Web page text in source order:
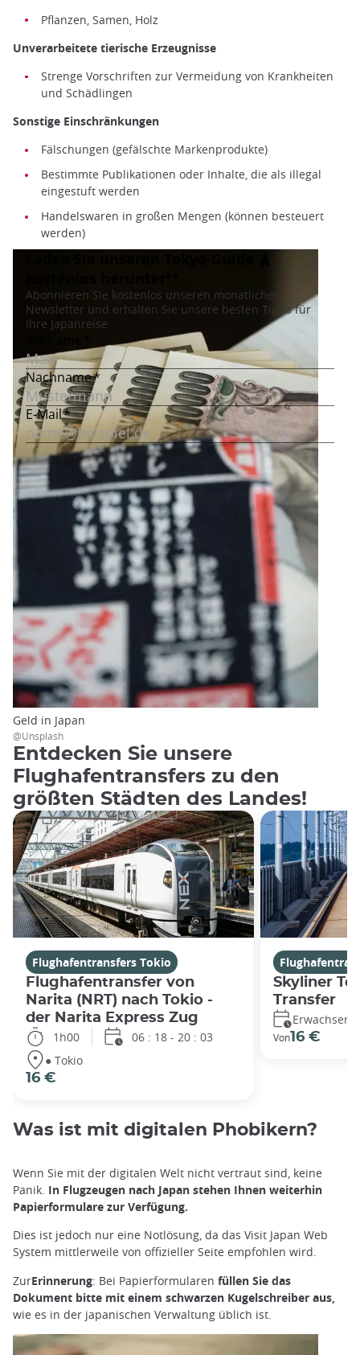
Pflanzen, Samen, Holz
Unverarbeitete tierische Erzeugnisse
Strenge Vorschriften zur Vermeidung von Krankheiten
und Schädlingen
Sonstige Einschränkungen
Fälschungen (gefälschte Markenprodukte)
Bestimmte Publikationen oder Inhalte, die als illegal
eingestuft werden
Handelswaren in großen Mengen (können besteuert
werden)
Geld in Japan
@Unsplash
Entdecken Sie unsere
Flughafentransfers zu den
größten Städten des Landes!
Flughafentransfers Tokio
Flughafentransfer von
Narita (NRT) nach Tokio -
der Narita Express Zug
1h00
06 : 18 - 20 : 03
● Tokio
16 €
Skyliner
Transfer
Von16 €
Was ist mit digitalen Phobikern?
Wenn Sie mit der digitalen Welt nicht vertraut sind, keine
Panik. In Flugzeugen nach Japan stehen Ihnen weiterhin
Papierformulare zur Verfügung.
Dies ist jedoch nur eine Notlösung, da das Visit Japan Web
System mittlerweile von offizieller Seite empfohlen wird.
ZurErinnerung: Bei Papierformularen füllen Sie das
Dokument bitte mit einem schwarzen Kugelschreiber aus,
wie es in der japanischen Verwaltung üblich ist.